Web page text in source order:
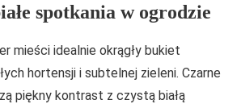
spotkania w ogrodzie
mieści idealnie okrągły bukiet
hortensji i subtelnej zieleni. Czarne
piękny kontrast z czystą białą